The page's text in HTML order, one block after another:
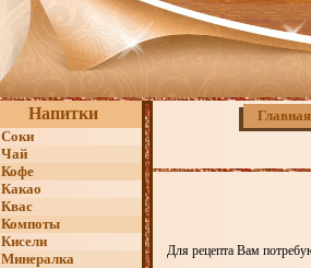
Напитки
Соки
Чай
Кофе
Какао
Квас
Компоты
Кисели
Минералка
Главная
Для рецепта Вам